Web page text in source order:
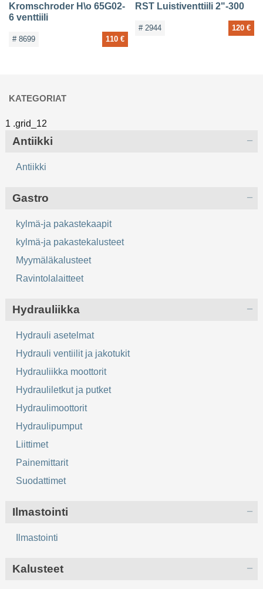
Kromschroder H\o 65G02-
6 venttiili
# 8699 110 €
RST Luistiventtiili 2"-300
# 2944 120 €
KATEGORIAT
Antiikki
Antiikki
Gastro
kylmä-ja pakastekaapit
kylmä-ja pakastekalusteet
Myymäläkalusteet
Ravintolalaitteet
Hydrauliikka
Hydrauli asetelmat
Hydrauli ventiilit ja jakotukit
Hydrauliikka moottorit
Hydrauliletkut ja putket
Hydraulimoottorit
Hydraulipumput
Liittimet
Painemittarit
Suodattimet
Ilmastointi
Ilmastointi
Kalusteet